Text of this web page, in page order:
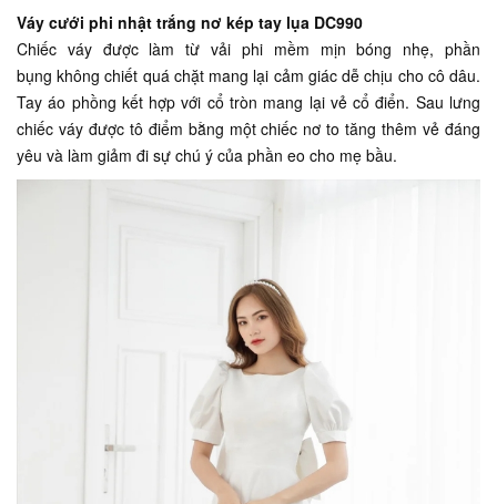
Váy cưới phi nhật trắng nơ kép tay lụa DC990
Chiếc váy được làm từ vải phi mềm mịn bóng nhẹ, phần
bụng không chiết quá chặt mang lại cảm giác dễ chịu cho cô dâu.
Tay áo phồng kết hợp với cổ tròn mang lại vẻ cổ điển. Sau lưng
chiếc váy được tô điểm bằng một chiếc nơ to tăng thêm vẻ đáng
yêu và làm giảm đi sự chú ý của phần eo cho mẹ bầu.